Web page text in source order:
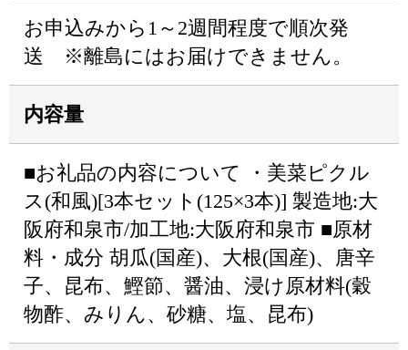
お申込みから1～2週間程度で順次発
送 ※離島にはお届けできません。
内容量
■お礼品の内容について ・美菜ピクル
ス(和風)[3本セット(125×3本)] 製造地:大
阪府和泉市/加工地:大阪府和泉市 ■原材
料・成分 胡瓜(国産)、大根(国産)、唐辛
子、昆布、鰹節、醤油、浸け原材料(穀
物酢、みりん、砂糖、塩、昆布)